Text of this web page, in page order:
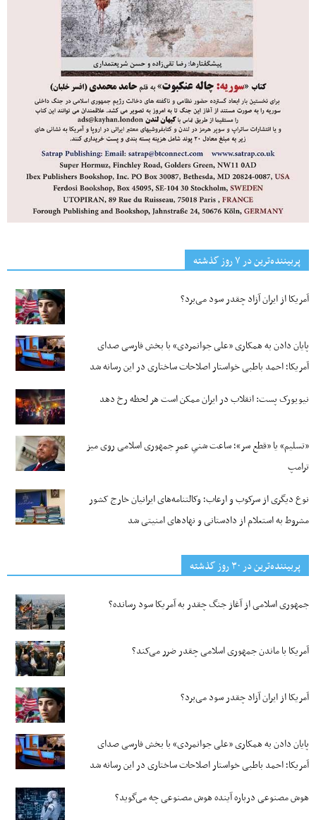
پربیننده‌ترین‌ در ۷ روز گذشته
آمریکا از ایران آزاد چقدر سود می‌برد؟
پایان دادن به همکاری «علی جوانمردی» با بخش فارسی صدای
آمریکا؛ احمد باطبی خواستار اصلاحات ساختاری در این رسانه شد
نیویورک پست: انقلاب در ایران ممکن است هر لحظه رخ دهد
«تسلیم» یا «قطع سر»؛ ساعت شنیِ عمرِ جمهوری اسلامی روی میز
ترامپ
نوع دیگری از سرکوب و ارعاب؛ وکالتنامه‌های ایرانیان خارج کشور
مشروط به استعلام از دادستانی و نهادهای امنیتی شد
پربیننده‌ترین‌ در ۳۰ روز گذشته
جمهوری اسلامی از آغاز جنگ چقدر به آمریکا سود رسانده؟
آمریکا با ماندن جمهوری اسلامی چقدر ضرر می‌کند؟
آمریکا از ایران آزاد چقدر سود می‌برد؟
پایان دادن به همکاری «علی جوانمردی» با بخش فارسی صدای
آمریکا؛ احمد باطبی خواستار اصلاحات ساختاری در این رسانه شد
هوش مصنوعی درباره آینده هوش مصنوعی چه می‌گوید؟